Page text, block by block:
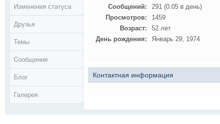
Изменения статуса
Друзья
Темы
Сообщения
Блог
Галерея
Сообщений:
291 (0.05 в день)
Просмотров:
1459
Возраст:
52 лет
День рождения:
Январь 29, 1974
Контактная информация